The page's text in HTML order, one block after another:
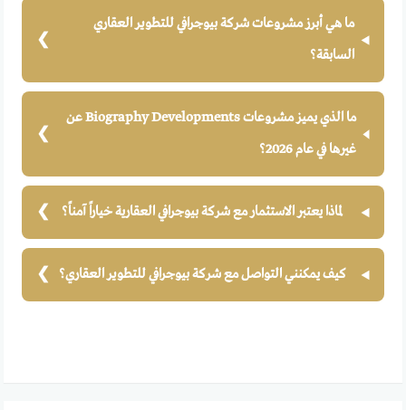
ما هي أبرز مشروعات شركة بيوجرافي للتطوير العقاري
السابقة؟
ما الذي يميز مشروعات Biography Developments عن
غيرها في عام 2026؟
لماذا يعتبر الاستثمار مع شركة بيوجرافي العقارية خياراً آمناً؟
كيف يمكنني التواصل مع شركة بيوجرافي للتطوير العقاري؟